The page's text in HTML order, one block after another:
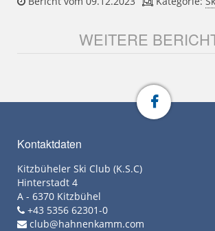
WEITERE
Kontaktdaten
Kitzbüheler Ski Club (K.S.C)
Hinterstadt 4
A - 6370 Kitzbühel
+43 5356 62301-0
club@hahnenkamm.com